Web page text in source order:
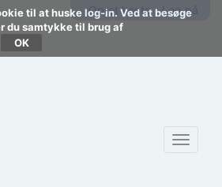
til at huske log-in. Ved at besøge
du samtykke til brug af
Opret konto Log på
Toggle